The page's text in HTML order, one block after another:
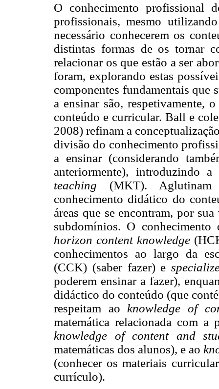
O conhecimento profissional
profissionais, mesmo
necessário conhecerem os
distintas formas de os tornar
relacionar os que estão a ser
foram, explorando estas
componentes fundamentais que
a ensinar são, respetivamente,
conteúdo e curricular. Ball e
2008) refinam a
divisão do conhecimento
a ensinar (considerando
anteriormente), introduzindo
teaching (MKT).
conhecimento didático do
áreas que se encontram, por
subdomínios. O
horizon content knowledge
conhecimentos ao largo da
(CCK) (saber fazer) e
poderem ensinar a fazer),
didáctico do conteúdo (que
respeitam ao knowledge of
matemática relacionada com a
knowledge of content and
matemáticas dos alunos), e ao
(conhecer os materiais
currículo).